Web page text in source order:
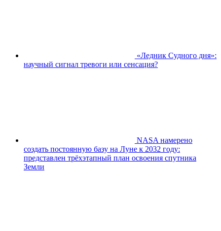
«Ледник Судного дня»:
научный сигнал тревоги или сенсация?
NASA намерено
создать постоянную базу на Луне к 2032 году:
представлен трёхэтапный план освоения спутника
Земли